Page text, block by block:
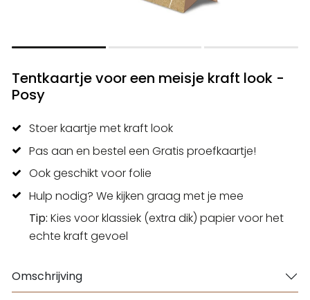
Tentkaartje voor een meisje kraft look -
Posy
Stoer kaartje met kraft look
Pas aan en bestel een Gratis proefkaartje!
Ook geschikt voor folie
Hulp nodig? We kijken graag met je mee
Tip: Kies voor klassiek (extra dik) papier voor het
echte kraft gevoel
Omschrijving